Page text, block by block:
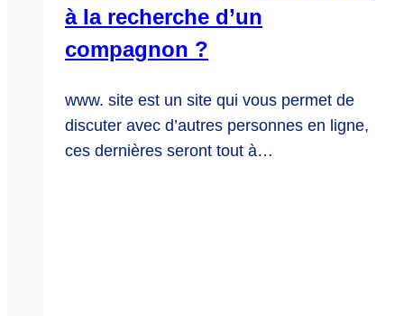
à la recherche d’un
compagnon ?
www. site est un site qui vous permet de
discuter avec d’autres personnes en ligne,
ces dernières seront tout à…